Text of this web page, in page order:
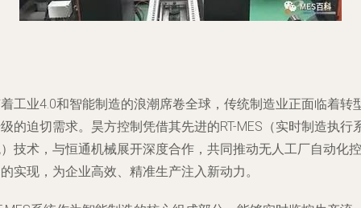
工业4.0和智能制造的浪潮席卷全球，传统制造业正面临着转
的迫切需求。昊方控制凭借其先进的RT-MES（实时制造执行
技术，与恒通机械展开深度合作，共同推动无人工厂自动化控
实现，为企业高效、精准生产注入新动力。